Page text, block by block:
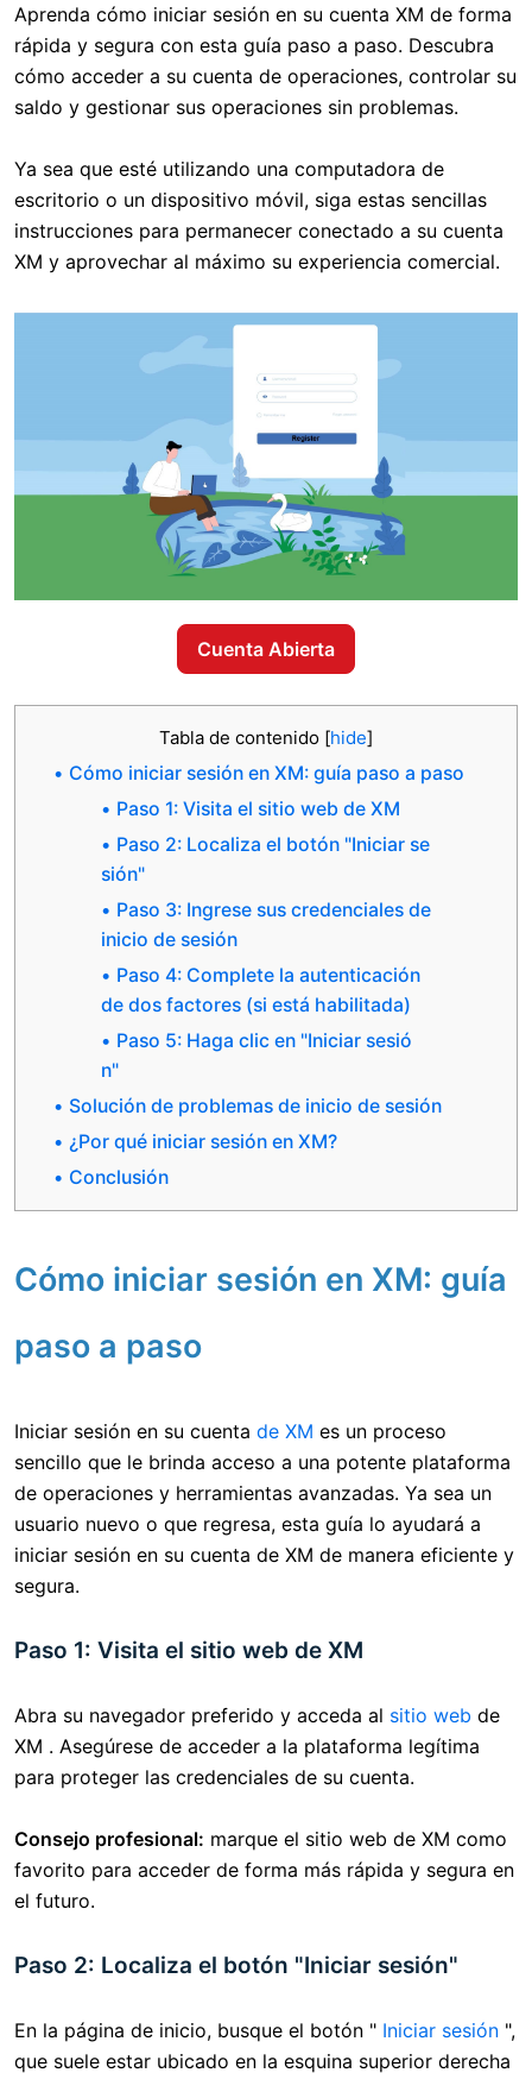
Aprenda cómo iniciar sesión en su cuenta XM de forma
rápida y segura con esta guía paso a paso. Descubra
cómo acceder a su cuenta de operaciones, controlar su
saldo y gestionar sus operaciones sin problemas.
Ya sea que esté utilizando una computadora de
escritorio o un dispositivo móvil, siga estas sencillas
instrucciones para permanecer conectado a su cuenta
XM y aprovechar al máximo su experiencia comercial.
Cuenta Abierta
Tabla de contenido [hide]
Cómo iniciar sesión en XM: guía paso a paso
Paso 1: Visita el sitio web de XM
Paso 2: Localiza el botón "Iniciar se
sión"
Paso 3: Ingrese sus credenciales de
inicio de sesión
Paso 4: Complete la autenticación
de dos factores (si está habilitada)
Paso 5: Haga clic en "Iniciar sesió
n"
Solución de problemas de inicio de sesión
¿Por qué iniciar sesión en XM?
Conclusión
Cómo iniciar sesión en XM: guía
paso a paso
Iniciar sesión en su cuenta de XM es un proceso
sencillo que le brinda acceso a una potente plataforma
de operaciones y herramientas avanzadas. Ya sea un
usuario nuevo o que regresa, esta guía lo ayudará a
iniciar sesión en su cuenta de XM de manera eficiente y
segura.
Paso 1: Visita el sitio web de XM
Abra su navegador preferido y acceda al sitio web de
XM . Asegúrese de acceder a la plataforma legítima
para proteger las credenciales de su cuenta.
Consejo profesional: marque el sitio web de XM como
favorito para acceder de forma más rápida y segura en
el futuro.
Paso 2: Localiza el botón "Iniciar sesión"
En la página de inicio, busque el botón " Iniciar sesión ",
que suele estar ubicado en la esquina superior derecha